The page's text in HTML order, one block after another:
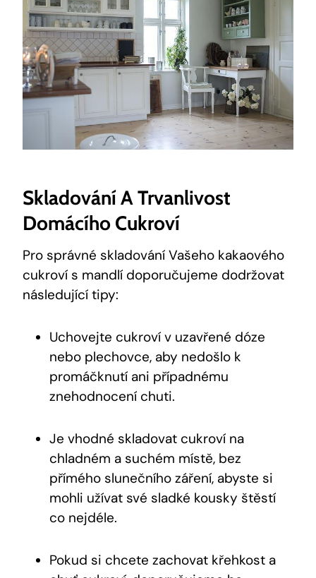
Skladování A‌ Trvanlivost
Domácího Cukroví
Pro správné skladování Vašeho kakaového
cukroví s mandlí ⁣doporučujeme dodržovat
následující‌ tipy:
Uchovejte cukroví v uzavřené dóze
nebo plechovce, ​aby nedošlo k
promáčknutí ani⁤ případnému
znehodnocení⁢ chuti.
Je vhodné skladovat cukroví na
chladném a suchém​ místě, ⁢bez
přímého slunečního⁤ záření, abyste si
mohli užívat své sladké kousky štěstí
co nejdéle.
Pokud ‌si chcete zachovat křehkost a